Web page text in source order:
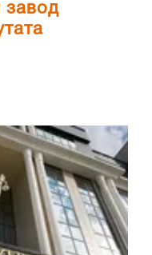
завод